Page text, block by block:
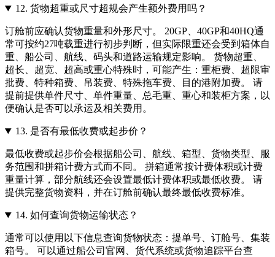
12. 货物超重或尺寸超规会产生额外费用吗？
订舱前应确认货物重量和外形尺寸。 20GP、40GP和40HQ通
常可按约27吨载重进行初步判断，但实际限重还会受到箱体自
重、船公司、航线、码头和道路运输规定影响。 货物超重、
超长、超宽、超高或重心特殊时，可能产生：重柜费、超限审
批费、特种箱费、吊装费、特殊拖车费、目的港附加费。 请
提前提供单件尺寸、单件重量、总毛重、重心和装柜方案，以
便确认是否可以承运及相关费用。
13. 是否有最低收费或起步价？
最低收费或起步价会根据船公司、航线、箱型、货物类型、服
务范围和拼箱计费方式而不同。 拼箱通常按计费体积或计费
重量计算，部分航线还会设置最低计费体积或最低收费。 请
提供完整货物资料，并在订舱前确认最终最低收费标准。
14. 如何查询货物运输状态？
通常可以使用以下信息查询货物状态：提单号、订舱号、集装
箱号。 可以通过船公司官网、货代系统或货物追踪平台查